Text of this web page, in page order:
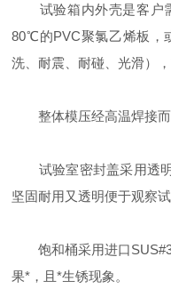
试验箱内外壳是客户需
80℃的PVC聚氯乙烯板，
洗、耐震、耐碰、光滑），
整体模压经高温焊接而
试验室密封盖采用透明
坚固耐用又透明便于观察试
饱和桶采用进口
果*，且*生锈现象。